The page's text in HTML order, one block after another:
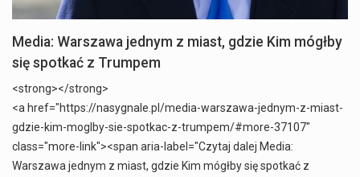
Media: Warszawa jednym z miast, gdzie Kim mógłby
się spotkać z Trumpem
<strong></strong>
<a href="https://nasygnale.pl/media-warszawa-jednym-z-miast-
gdzie-kim-moglby-sie-spotkac-z-trumpem/#more-37107"
class="more-link"><span aria-label="Czytaj dalej Media:
Warszawa jednym z miast, gdzie Kim mógłby się spotkać z